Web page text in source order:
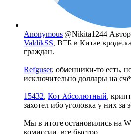
Anonymous @Nikita1244
ValdikSS, ВТБ в Китае вроде-
граждан.
Refguser, обменники-то есть,
исключительно доллары на
15432, Кот Абсолютный,
захотел ибо уголовка у них за
Мы в итоге остановились на
комиссии, все быстро.